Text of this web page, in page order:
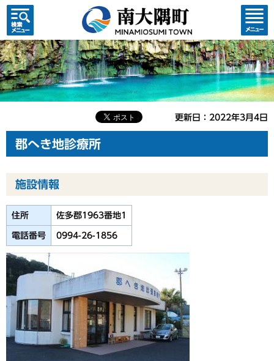
検索・
共通メ
ニュー
コンテ
ンツメ
ニュー
更新日：2022年3月4日
郡へき地診療所
施設情報
住所 佐多郡1963番地1
電話番号 0994-26-1856